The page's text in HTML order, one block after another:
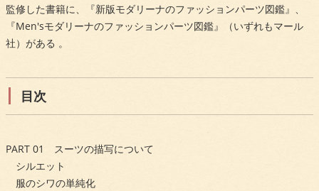
監修した書籍に、『新版モダリーナのファッションパーツ図鑑』、
『Men'sモダリーナのファッションパーツ図鑑』（いずれもマール
社）がある 。
目次
PART 01 スーツの描写について
シルエット
服のシワの単純化